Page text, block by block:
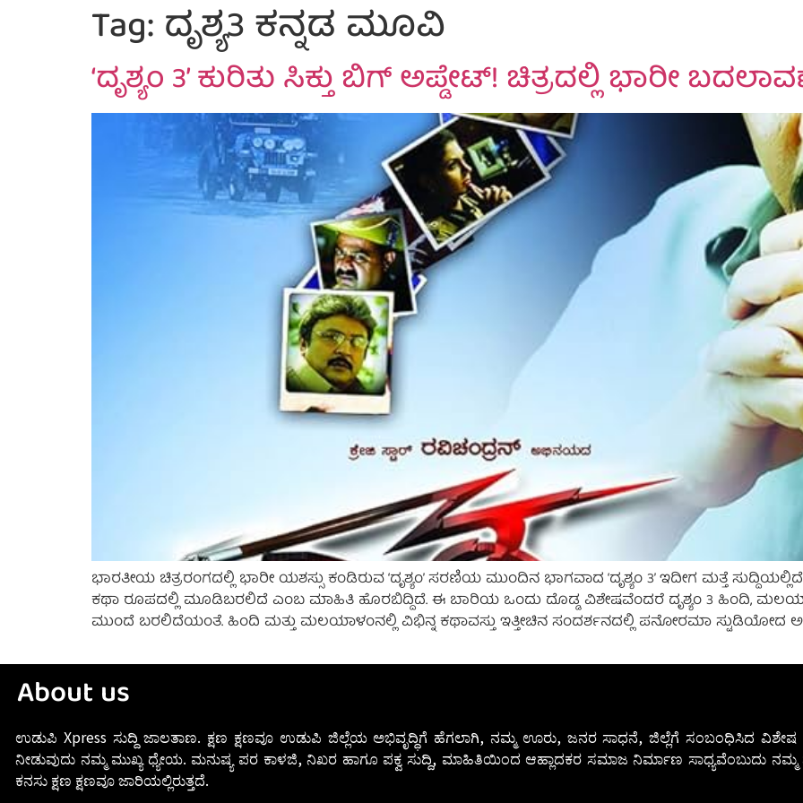
Tag: ದೃಶ್ಯ3 ಕನ್ನಡ ಮೂವಿ
‘ದೃಶ್ಯಂ 3’ ಕುರಿತು ಸಿಕ್ತು ಬಿಗ್ ಅಪ್ಡೇಟ್! ಚಿತ್ರದಲ್ಲಿ ಭಾರೀ
ಭಾರತೀಯ ಚಿತ್ರರಂಗದಲ್ಲಿ ಭಾರೀ ಯಶಸ್ಸು ಕಂಡಿರುವ ‘ದೃಶ್ಯಂ’ ಸರಣಿಯ ಮುಂದಿನ ಭಾಗವಾದ ‘ದೃಶ್ಯಂ 3’ ಇದೀಗ ಮತ್ತೆ
ಕಥಾ ರೂಪದಲ್ಲಿ ಮೂಡಿಬರಲಿದೆ ಎಂಬ ಮಾಹಿತಿ ಹೊರಬಿದ್ದಿದೆ. ಈ ಬಾರಿಯ ಒಂದು ದೊಡ್ಡ ವಿಶೇಷವೆಂದರೆ ದೃಶ್ಯಂ 3 ಹಿಂದಿ, ಮಲಯಾಳಂ
ಮುಂದೆ ಬರಲಿದೆಯಂತೆ. ಹಿಂದಿ ಮತ್ತು ಮಲಯಾಳಂನಲ್ಲಿ ವಿಭಿನ್ನ ಕಥಾವಸ್ತು ಇತ್ತೀಚಿನ ಸಂದರ್ಶನದಲ್ಲಿ ಪನೋರಮಾ ಸ್ಟುಡಿಯೋದ
About us
ಉಡುಪಿ Xpress ಸುದ್ದಿ ಜಾಲತಾಣ. ಕ್ಷಣ ಕ್ಷಣವೂ ಉಡುಪಿ ಜಿಲ್ಲೆಯ ಅಭಿವೃದ್ಧಿಗೆ ಹೆಗಲಾಗಿ, ನಮ್ಮ ಊರು, ಜನರ ಸಾಧನೆ, ಜಿಲ್ಲೆಗೆ ಸಂಬಂಧಿಸಿದ
ನೀಡುವುದು ನಮ್ಮ ಮುಖ್ಯ ಧ್ಯೇಯ. ಮನುಷ್ಯ ಪರ ಕಾಳಜಿ, ನಿಖರ ಹಾಗೂ ಪಕ್ವ ಸುದ್ದಿ, ಮಾಹಿತಿಯಿಂದ ಆಹ್ಲಾದಕರ ಸಮಾಜ ನಿರ್ಮಾಣ ಸಾಧ್ಯವೆಂಬುದು
ಕನಸು ಕ್ಷಣ ಕ್ಷಣವೂ ಜಾರಿಯಲ್ಲಿರುತ್ತದೆ.